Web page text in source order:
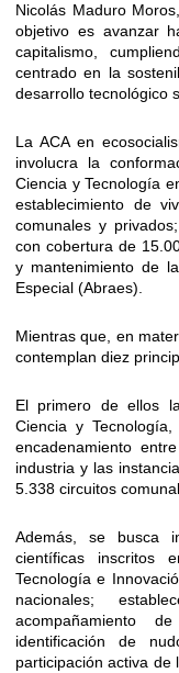
Nicolás Maduro
objetivo es avanzar
capitalismo,
centrado en la
desarrollo tecnológico
La ACA en
involucra la
Ciencia y Tecnología
establecimiento de
comunales y
con cobertura de
y mantenimiento de
Especial (Abraes).
Mientras que, en
contemplan diez
El primero de ellos
Ciencia y
encadenamiento
industria y las
5.338 circuitos
Además, se busca
científicas inscritos
Tecnología e
nacionales;
acompañamiento
identificación de
participación activa de